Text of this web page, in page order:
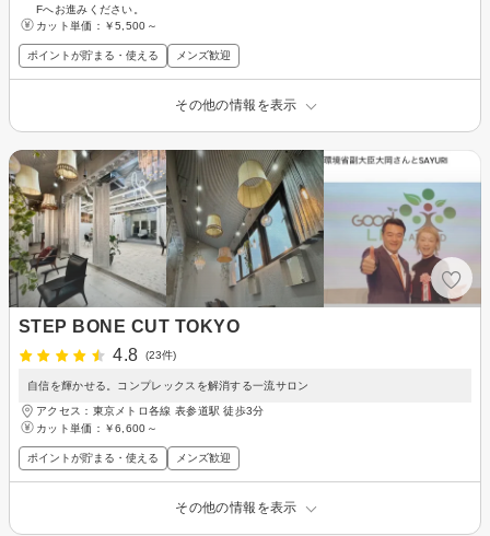
Fへお進みください。
カット単価： ￥5,500～
ポイントが貯まる・使える メンズ歓迎
その他の情報を表示
STEP BONE CUT TOKYO
4.8
(23件)
自信を輝かせる。コンプレックスを解消する一流サロン
アクセス：東京メトロ各線 表参道駅 徒歩3分
カット単価： ￥6,600～
ポイントが貯まる・使える メンズ歓迎
その他の情報を表示